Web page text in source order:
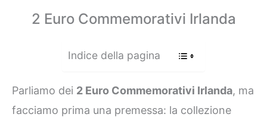
2 Euro Commemorativi Irlanda
Indice della pagina
Parliamo dei 2 Euro Commemorativi Irlanda, ma
facciamo prima una premessa: la collezione